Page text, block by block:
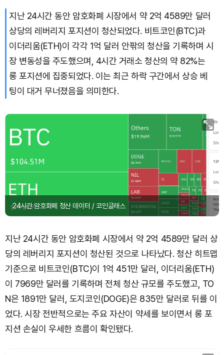
지난 24시간 동안 암호화폐 시장에서 약 2억 4589만 달러
상당의 레버리지 포지션이 청산되었다. 비트코인(BTC)과
이더리움(ETH)이 각각 1억 달러 안팎의 청산을 기록하며 시
장 변동성을 주도했으며, 4시간 거래소 청산의 약 82%는
롱 포지션에 집중되었다. 이는 최근 하락 구간에서 상승 베
팅이 대거 무너졌음을 의미한다.
24시간 암호화폐 청산 데이터 / 코인글래스
지난 24시간 동안 암호화폐 시장에서 약 2억 4589만 달러 상
당의 레버리지 포지션이 청산된 것으로 나타났다. 청산 히트맵
기준으로 비트코인(BTC)이 1억 451만 달러, 이더리움(ETH)
이 7969만 달러를 기록하며 전체 청산 규모를 주도했고, TO
N은 1891만 달러, 도지코인(DOGE)은 835만 달러로 뒤를 이
었다. 시장 전반적으로는 주요 자산이 약세를 보이면서 롱 포
지션 손실이 우세한 흐름이 확인됐다.